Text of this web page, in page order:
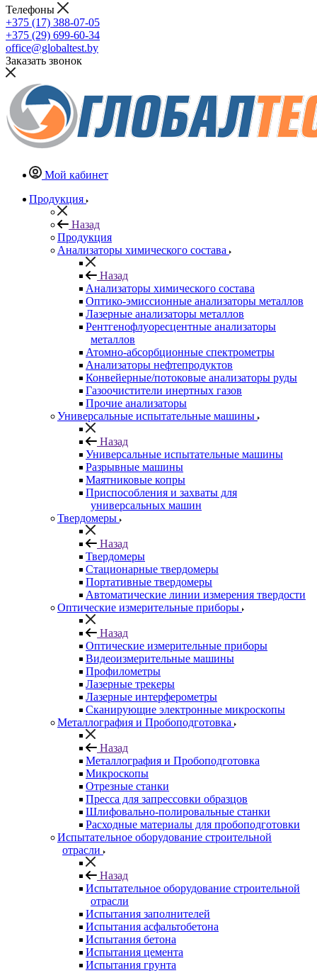
Телефоны
+375 (17) 388-07-05
+375 (29) 699-60-34
office@globaltest.by
Заказать звонок
Мой кабинет
Продукция
Назад
Продукция
Анализаторы химического состава
Назад
Анализаторы химического состава
Оптико-эмиссионные анализаторы металлов
Лазерные анализаторы металлов
Рентгенофлуоресцентные анализаторы
металлов
Атомно-абсорбционные спектрометры
Анализаторы нефтепродуктов
Конвейерные/потоковые анализаторы руды
Газоочистители инертных газов
Прочие анализаторы
Универсальные испытательные машины
Назад
Универсальные испытательные машины
Разрывные машины
Маятниковые копры
Приспособления и захваты для
универсальных машин
Твердомеры
Назад
Твердомеры
Стационарные твердомеры
Портативные твердомеры
Автоматические линии измерения твердости
Оптические измерительные приборы
Назад
Оптические измерительные приборы
Видеоизмерительные машины
Профилометры
Лазерные трекеры
Лазерные интерферометры
Сканирующие электронные микроскопы
Металлография и Пробоподготовка
Назад
Металлография и Пробоподготовка
Микроскопы
Отрезные станки
Пресса для запрессовки образцов
Шлифовально-полировальные станки
Расходные материалы для пробоподготовки
Испытательное оборудование строительной
отрасли
Назад
Испытательное оборудование строительной
отрасли
Испытания заполнителей
Испытания асфальтобетона
Испытания бетона
Испытания цемента
Испытания грунта